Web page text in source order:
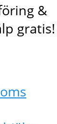
&
gratis!